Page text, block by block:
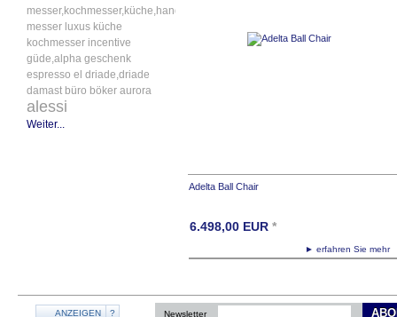
messer,kochmesser,küche,handgefertigt
messer luxus küche
kochmesser incentive
güde,alpha geschenk
espresso el driade,driade
damast büro böker aurora
alessi
Weiter...
Adelta Ball Chair
► erfahren Sie
6.498,00 EUR *
ANZEIGEN ? Newsletter